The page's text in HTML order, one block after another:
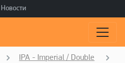
Новости
IPA - Imperial / Double